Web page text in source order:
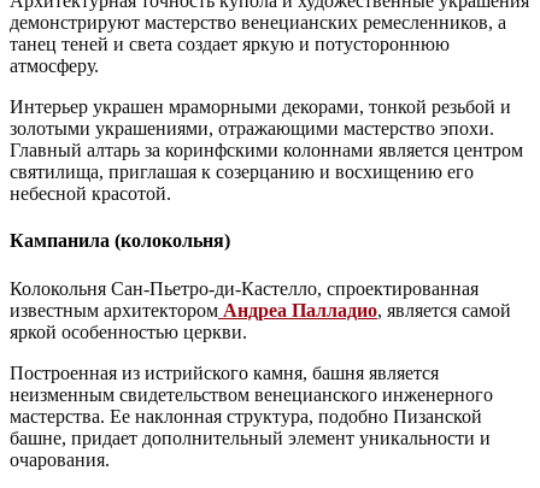
демонстрируют мастерство венецианских ремесленников, а
танец теней и света создает яркую и потустороннюю
атмосферу.
Интерьер украшен мраморными декорами, тонкой резьбой и
золотыми украшениями, отражающими мастерство эпохи.
Главный алтарь за коринфскими колоннами является центром
святилища, приглашая к созерцанию и восхищению его
небесной красотой.
Кампанила (колокольня)
Колокольня Сан-Пьетро-ди-Кастелло, спроектированная
известным архитектором Андреа Палладио, является самой
яркой особенностью церкви.
Построенная из истрийского камня, башня является
неизменным свидетельством венецианского инженерного
мастерства. Ее наклонная структура, подобно Пизанской
башне, придает дополнительный элемент уникальности и
очарования.